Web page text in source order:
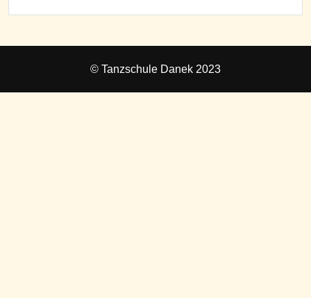
© Tanzschule Danek 2023